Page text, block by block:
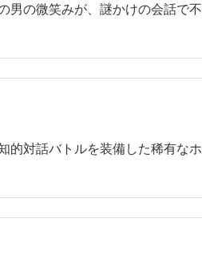
男の微笑みが、謎かけの会話で
的対話バトルを装備した稀有な